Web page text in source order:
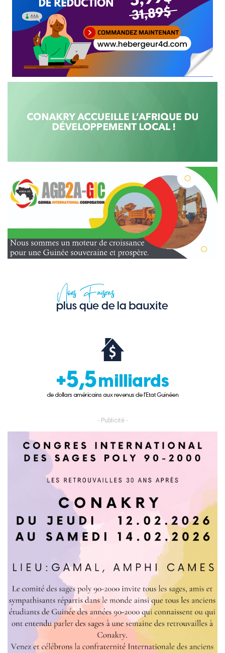
- Publicité -